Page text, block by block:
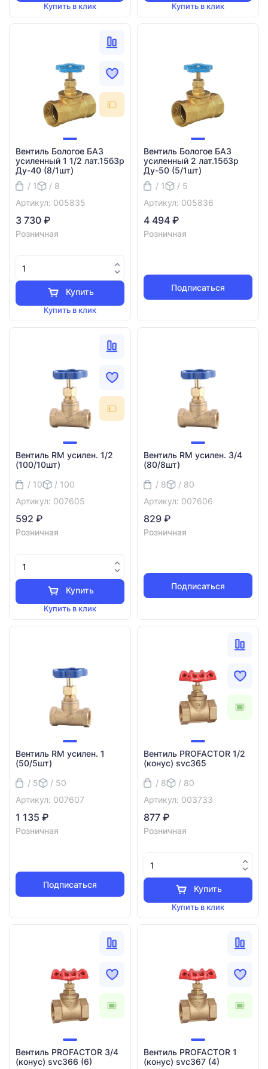
Купить в клик Купить в клик
Вентиль Бологое БАЗ
усиленный 1 1/2 лат.15б3р
Ду-40 (8/1шт)
/ 1
/ 8
Артикул: 005835
3 730 ₽
Розничная
Купить
Купить в клик
Вентиль Бологое БАЗ
усиленный 2 лат.15б3р
Ду-50 (5/1шт)
/ 1
/ 5
Артикул: 005836
4 494 ₽
Розничная
Подписаться
Вентиль RM усилен. 1/2
(100/10шт)
/ 10
/ 100
Артикул: 007605
592 ₽
Розничная
Купить
Купить в клик
Вентиль RM усилен. 3/4
(80/8шт)
/ 8
/ 80
Артикул: 007606
829 ₽
Розничная
Подписаться
Вентиль RM усилен. 1
(50/5шт)
/ 5
/ 50
Артикул: 007607
1 135 ₽
Розничная
Подписаться
Вентиль PROFACTOR 1/2
(конус) svc365
/ 8
/ 80
Артикул: 003733
877 ₽
Розничная
Купить
Купить в клик
Вентиль PROFACTOR 3/4
(конус) svc366 (6)
Вентиль PROFACTOR 1
(конус) svc367 (4)